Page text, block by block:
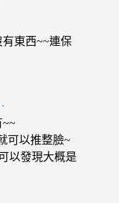
東西~~連保
~~
可以推整臉~
以發現大概是